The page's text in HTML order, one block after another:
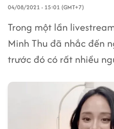
04/08/2021 - 15:01 (GMT+7)
Trong một lần
Minh Thu đã nhắc đến
trước đó có rất nhiều